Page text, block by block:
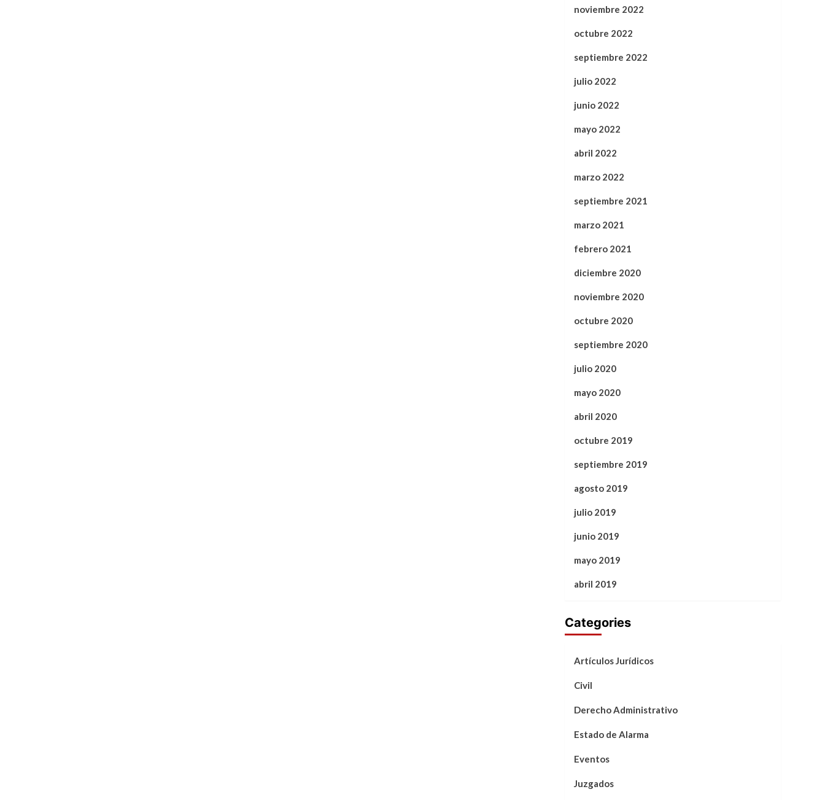
noviembre 2022
octubre 2022
septiembre 2022
julio 2022
junio 2022
mayo 2022
abril 2022
marzo 2022
septiembre 2021
marzo 2021
febrero 2021
diciembre 2020
noviembre 2020
octubre 2020
septiembre 2020
julio 2020
mayo 2020
abril 2020
octubre 2019
septiembre 2019
agosto 2019
julio 2019
junio 2019
mayo 2019
abril 2019
Categories
Artículos Jurídicos
Civil
Derecho Administrativo
Estado de Alarma
Eventos
Juzgados